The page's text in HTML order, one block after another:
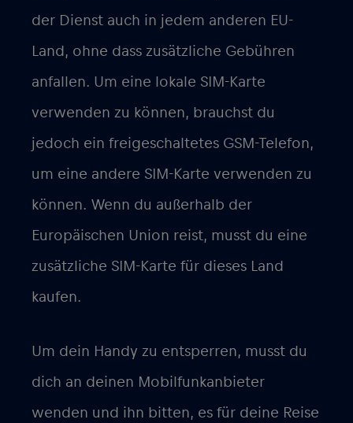
der Dienst auch in jedem anderen EU-
Land, ohne dass zusätzliche Gebühren
anfallen. Um eine lokale SIM-Karte
verwenden zu können, brauchst du
jedoch ein freigeschaltetes GSM-Telefon,
um eine andere SIM-Karte verwenden zu
können. Wenn du außerhalb der
Europäischen Union reist, musst du eine
zusätzliche SIM-Karte für dieses Land
kaufen.
Um dein Handy zu entsperren, musst du
dich an deinen Mobilfunkanbieter
wenden und ihn bitten, es für deine Reise